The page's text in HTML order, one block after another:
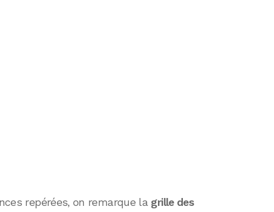
repérées, on remarque la grille des